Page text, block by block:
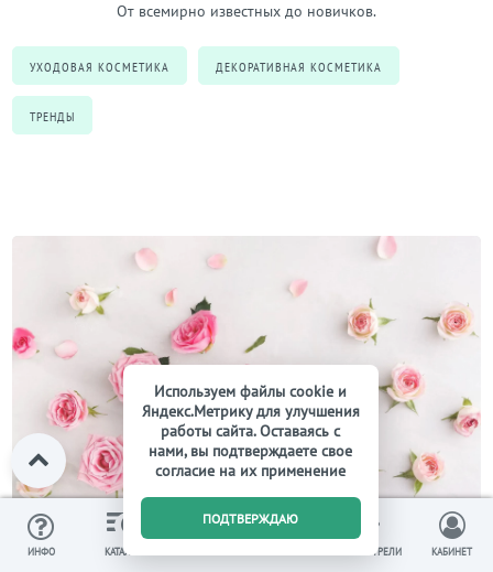
От всемирно известных до новичков.
УХОДОВАЯ КОСМЕТИКА ДЕКОРАТИВНАЯ КОСМЕТИКА
ТРЕНДЫ
Очень символично: 10 лучших бьюти-средств с розой
ИНФО КАТАЛОГ
0
ВЫ СМОТРЕЛИ КАБИНЕТ
Используем файлы cookie и
Яндекс.Метрику для улучшения
работы сайта. Оставаясь с
нами, вы подтверждаете свое
согласие на их применение
ПОДТВЕРЖДАЮ